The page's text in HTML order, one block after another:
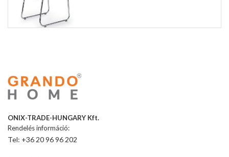
ONIX-TRADE-HUNGARY Kft.
Rendelés információ:
Tel: +36 20 96 96 202